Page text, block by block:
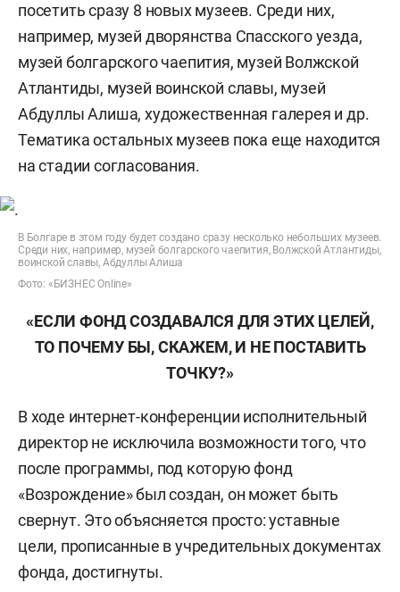
посетить сразу 8 новых музеев. Среди них,
например, музей дворянства Спасского уезда,
музей болгарского чаепития, музей Волжской
Атлантиды, музей воинской славы, музей
Абдуллы Алиша, художественная галерея и др.
Тематика остальных музеев пока еще находится
на стадии согласования.
В Болгаре в этом году будет создано сразу несколько небольших музеев.
Среди них, например, музей болгарского чаепития, Волжской Атлантиды,
воинской славы, Абдуллы Алиша
Фото: «БИЗНЕС Online»
«ЕСЛИ ФОНД СОЗДАВАЛСЯ ДЛЯ ЭТИХ ЦЕЛЕЙ,
ТО ПОЧЕМУ БЫ, СКАЖЕМ, И НЕ ПОСТАВИТЬ
ТОЧКУ?»
В ходе интернет-конференции исполнительный
директор не исключила возможности того, что
после программы, под которую фонд
«Возрождение» был создан, он может быть
свернут. Это объясняется просто: уставные
цели, прописанные в учредительных документах
фонда, достигнуты.